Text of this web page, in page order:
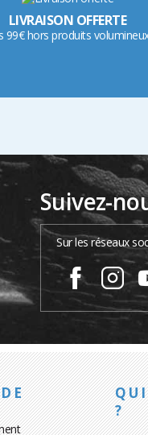
LIVRAISON OFFERTE
99€ hors produits
Suivez-
Sur les réseaux
?